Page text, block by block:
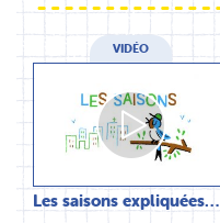
VIDÉO
Les saisons expliquées…